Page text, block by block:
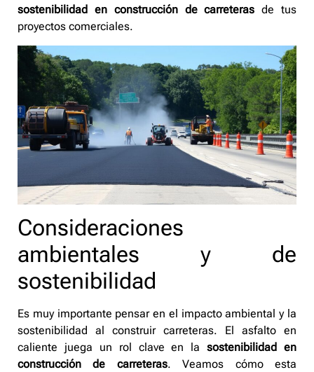
sostenibilidad en construcción de carreteras de tus
proyectos comerciales.
Consideraciones
ambientales y de
sostenibilidad
Es muy importante pensar en el impacto ambiental y la
sostenibilidad al construir carreteras. El asfalto en
caliente juega un rol clave en lasostenibilidad en
construcción de carreteras. Veamos cómo esta